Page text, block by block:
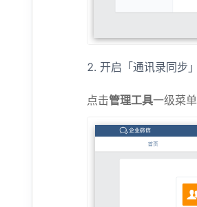
开启「通讯录同步
点击管理工具一级菜